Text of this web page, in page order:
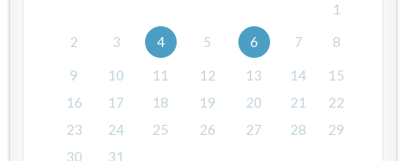
1
2
3 4 5 6 7 8
9 10 11 12 13 14
15
16
17 18 19 20 21
22
23
24 25 26 27 28
29
30
31